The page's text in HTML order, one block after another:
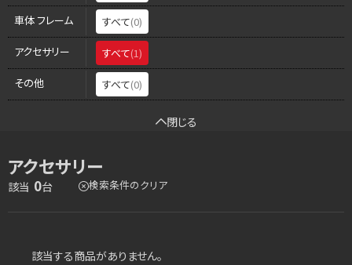
車体 フレーム
すべて(0)
アクセサリー
すべて(1)
その他
すべて(0)
閉じる
アクセサリー
該当 0台 検索条件のクリア
該当する商品がありません。